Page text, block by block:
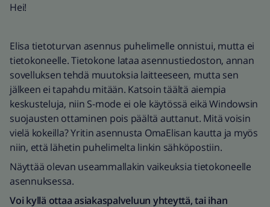
Hei!
Elisa tietoturvan asennus puhelimelle onnistui, mutta ei
tietokoneelle. Tietokone lataa asennustiedoston, annan
sovelluksen tehdä muutoksia laitteeseen, mutta sen
jälkeen ei tapahdu mitään. Katsoin täältä aiempia
keskusteluja, niin S-mode ei ole käytössä eikä Windowsin
suojausten ottaminen pois päältä auttanut. Mitä voisin
vielä kokeilla? Yritin asennusta OmaElisan kautta ja myös
niin, että lähetin puhelimelta linkin sähköpostiin.
Näyttää olevan useammallakin vaikeuksia tietokoneelle
asennuksessa.
Voi kyllä ottaa asiakaspalveluun yhteyttä, tai ihan